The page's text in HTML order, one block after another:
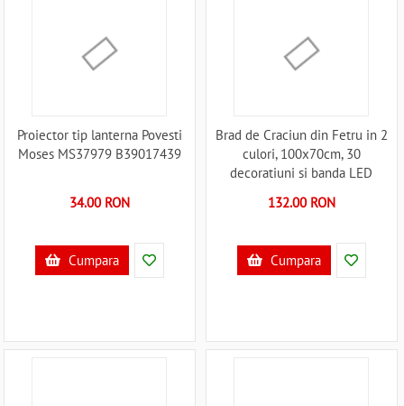
Proiector tip lanterna Povesti
Moses MS37979 B39017439
34.00 RON
Cumpara
Brad de Craciun din Fetru in 2
culori, 100x70cm, 30
decoratiuni si banda LED
B39017753
132.00 RON
Cumpara